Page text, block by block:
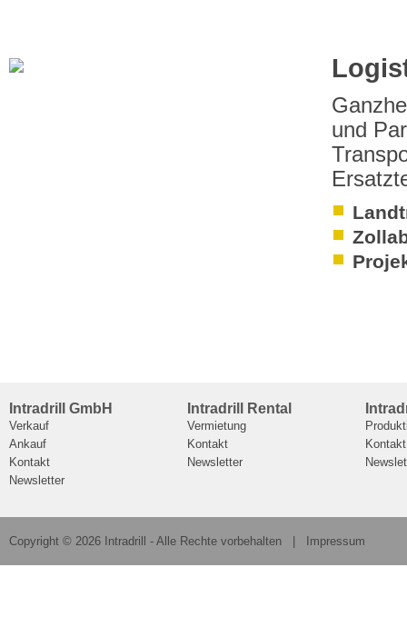
und
Intradrill GmbH
Verkauf
Ankauf
Kontakt
Newsletter
Intradrill Rental
Vermietung
Kontakt
Newsletter
Kontakt
Copyright © 2026 Intradrill - Alle Rechte vorbehalten | Impressum